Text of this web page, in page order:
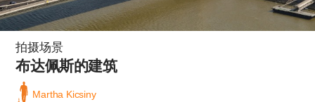
拍摄场景
布达佩斯的建筑
Martha Kicsiny